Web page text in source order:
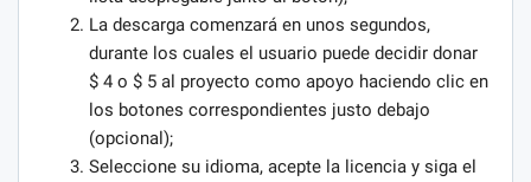
La descarga comenzará en unos segundos,
durante los cuales el usuario puede decidir donar
$ 4 o $ 5 al proyecto como apoyo haciendo clic en
los botones correspondientes justo debajo
(opcional);
Seleccione su idioma, acepte la licencia y siga el